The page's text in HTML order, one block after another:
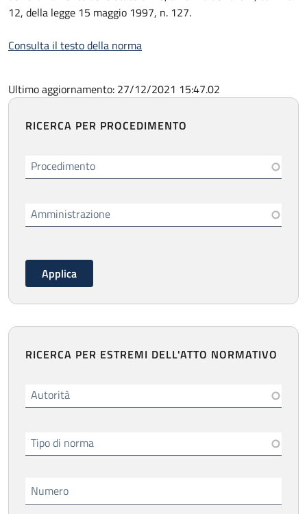
12, della legge 15 maggio 1997, n. 127.
Consulta il testo della norma
Ultimo aggiornamento: 27/12/2021 15:47.02
RICERCA PER PROCEDIMENTO
Procedimento
Amministrazione
RICERCA PER ESTREMI DELL'ATTO NORMATIVO
Autorità
Tipo di norma
Numero